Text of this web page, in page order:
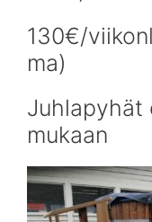
130€/
ma)
Juhlapyhät
mukaan